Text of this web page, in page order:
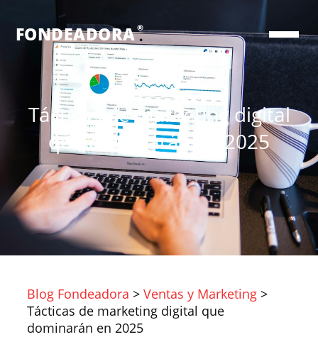
FONDEADORA®
Tácticas de marketing digital
que dominarán en 2025
Blog Fondeadora > Ventas y Marketing >
Tácticas de marketing digital que
dominarán en 2025